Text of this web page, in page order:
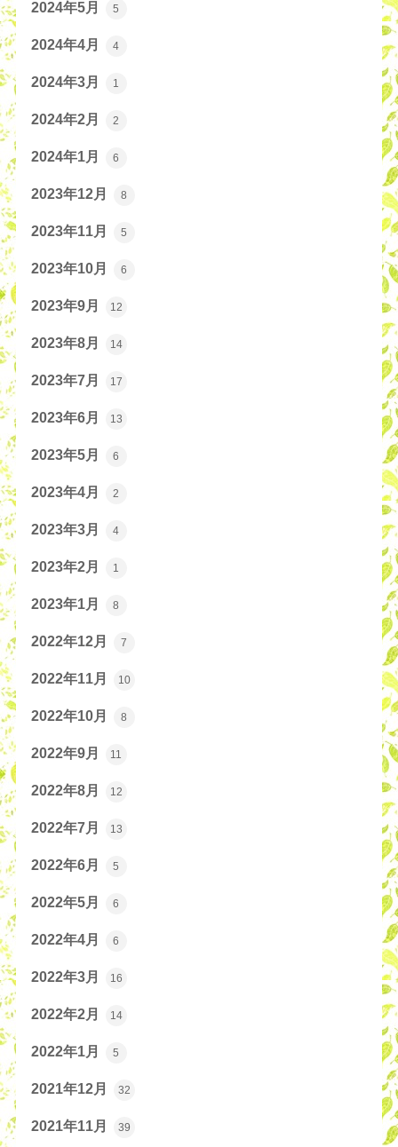
2024年5月 5
2024年4月 4
2024年3月 1
2024年2月 2
2024年1月 6
2023年12月 8
2023年11月 5
2023年10月 6
2023年9月 12
2023年8月 14
2023年7月 17
2023年6月 13
2023年5月 6
2023年4月 2
2023年3月 4
2023年2月 1
2023年1月 8
2022年12月 7
2022年11月 10
2022年10月 8
2022年9月 11
2022年8月 12
2022年7月 13
2022年6月 5
2022年5月 6
2022年4月 6
2022年3月 16
2022年2月 14
2022年1月 5
2021年12月 32
2021年11月 39